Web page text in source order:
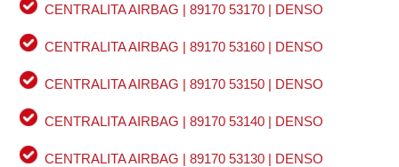
CENTRALITA AIRBAG | 89170 53170 | DENSO
CENTRALITA AIRBAG | 89170 53160 | DENSO
CENTRALITA AIRBAG | 89170 53150 | DENSO
CENTRALITA AIRBAG | 89170 53140 | DENSO
CENTRALITA AIRBAG | 89170 53130 | DENSO